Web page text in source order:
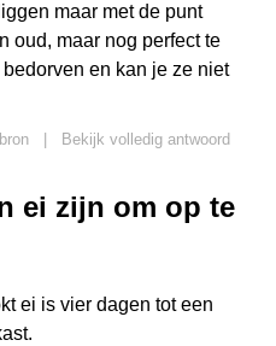
maar met de punt
oud, maar nog perfect te
en kan je ze niet
Bekijk volledig antwoord
ei zijn om op te
ei is vier dagen tot een